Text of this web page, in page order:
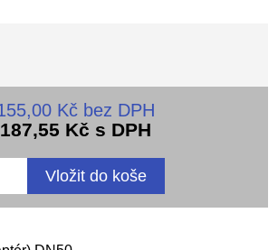
Kč bez DPH
187,55 Kč s DPH